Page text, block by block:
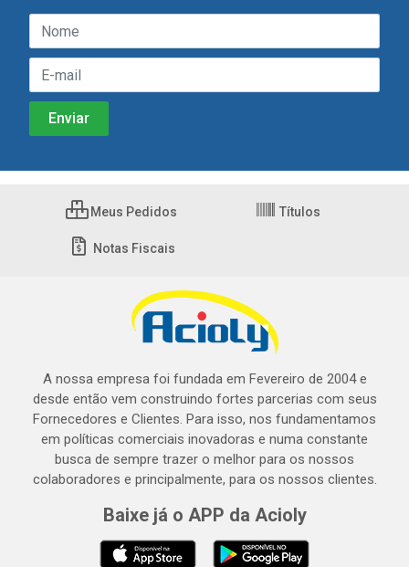
Meus Pedidos Títulos
Notas Fiscais
A nossa empresa foi fundada em Fevereiro de 2004 e
desde então vem construindo fortes parcerias com seus
Fornecedores e Clientes. Para isso, nos fundamentamos
em políticas comerciais inovadoras e numa constante
busca de sempre trazer o melhor para os nossos
colaboradores e principalmente, para os nossos clientes.
Baixe já o APP da Acioly